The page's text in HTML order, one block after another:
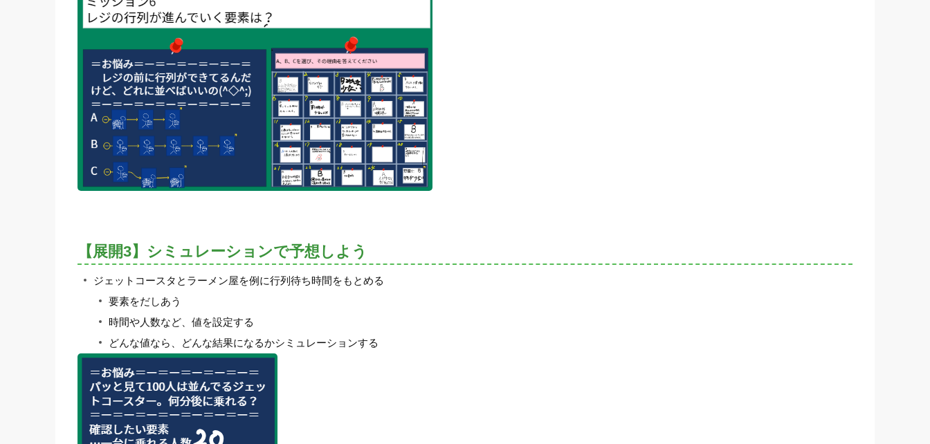
【展開3】シミュレーションで予想しよう
ジェットコースタとラーメン屋を例に行列待ち時間をもとめる
要素をだしあう
時間や人数など、値を設定する
どんな値なら、どんな結果になるかシミュレーションする